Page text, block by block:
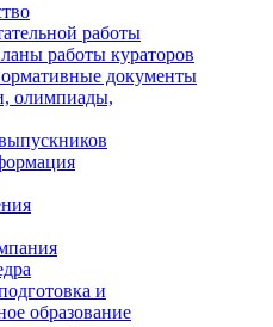
работы
работы кураторов
документы
олимпиады,
и
образование